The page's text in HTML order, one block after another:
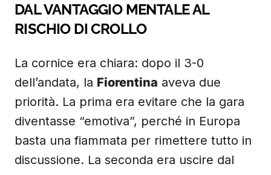
DAL VANTAGGIO MENTALE AL
RISCHIO DI CROLLO
La cornice era chiara: dopo il 3-0
dell’andata, la Fiorentina aveva due
priorità. La prima era evitare che la gara
diventasse “emotiva”, perché in Europa
basta una fiammata per rimettere tutto in
discussione. La seconda era uscire dal